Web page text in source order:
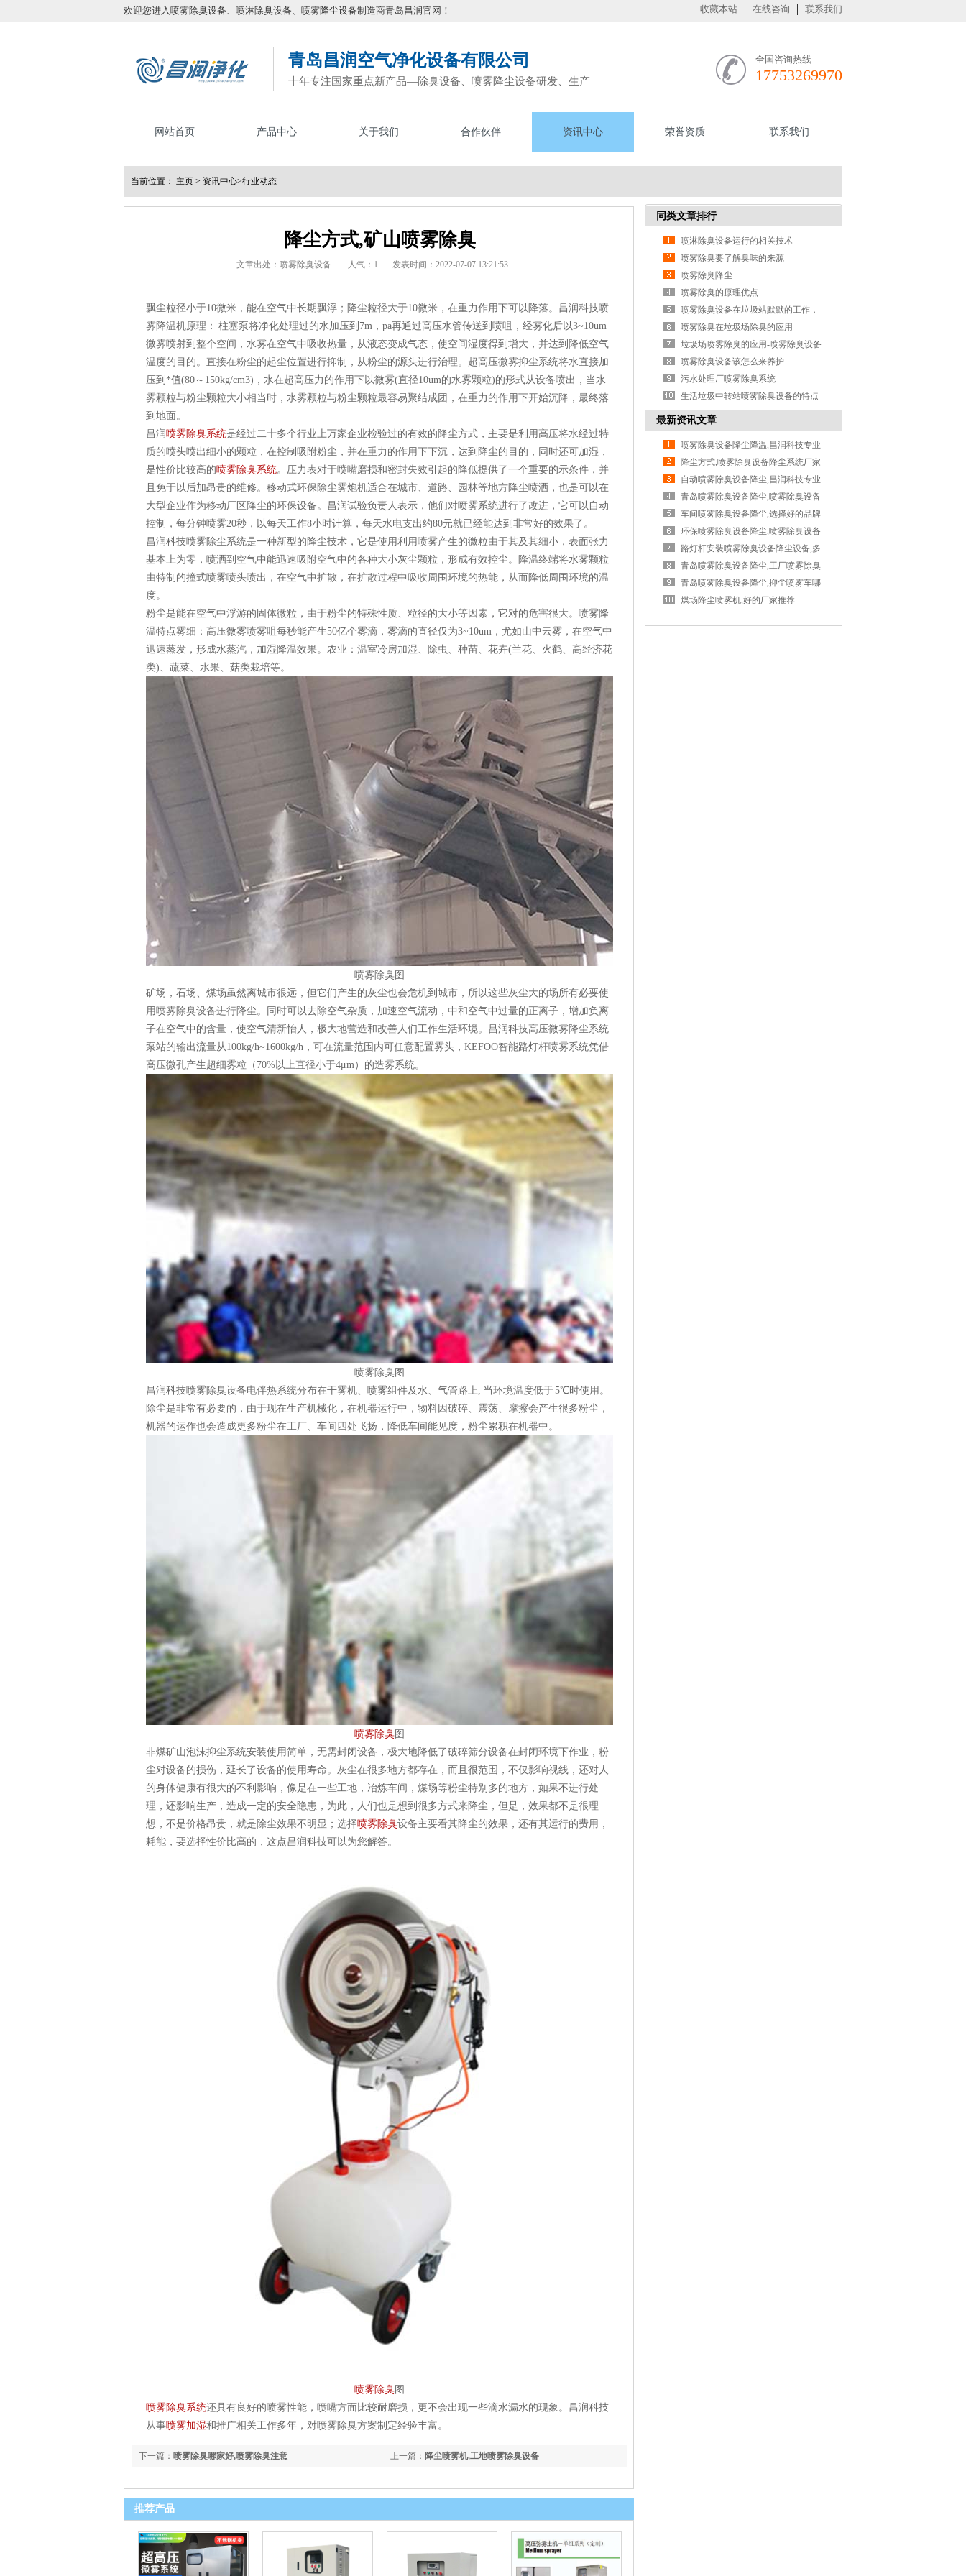
欢迎您进入喷雾除臭设备、喷淋除臭设备、喷雾降尘设备制造商青岛昌润官网！ 收藏本站 在线咨询 联系我们
青岛昌润空气净化设备有限公司
十年专注国家重点新产品—除臭设备、喷雾降尘设备研发、生产
全国咨询热线
17753269970
网站首页 产品中心 关于我们 合作伙伴 资讯中心 荣誉资质 联系我们
当前位置： 主页 > 资讯中心>行业动态
降尘方式,矿山喷雾除臭
文章出处：喷雾除臭设备 人气：1 发表时间：2022-07-07 13:21:53
飘尘粒径小于10微米，能在空气中长期飘浮；降尘粒径大于10微米，在重力作用下可以降落。昌润科技喷
雾降温机原理： 柱塞泵将净化处理过的水加压到7m，pa再通过高压水管传送到喷咀，经雾化后以3~10um
微雾喷射到整个空间，水雾在空气中吸收热量，从液态变成气态，使空间湿度得到增大，并达到降低空气
温度的目的。直接在粉尘的起尘位置进行抑制，从粉尘的源头进行治理。超高压微雾抑尘系统将水直接加
压到*值(80～150kg/cm3)，水在超高压力的作用下以微雾(直径10um的水雾颗粒)的形式从设备喷出，当水
雾颗粒与粉尘颗粒大小相当时，水雾颗粒与粉尘颗粒最容易聚结成团，在重力的作用下开始沉降，最终落
到地面。
昌润喷雾除臭系统是经过二十多个行业上万家企业检验过的有效的降尘方式，主要是利用高压将水经过特
质的喷头喷出细小的颗粒，在控制吸附粉尘，并在重力的作用下下沉，达到降尘的目的，同时还可加湿，
是性价比较高的喷雾除臭系统。压力表对于喷嘴磨损和密封失效引起的降低提供了一个重要的示条件，并
且免于以后加昂贵的维修。移动式环保除尘雾炮机适合在城市、道路、园林等地方降尘喷洒，也是可以在
大型企业作为移动厂区降尘的环保设备。昌润试验负责人表示，他们对喷雾系统进行了改进，它可以自动
控制，每分钟喷雾20秒，以每天工作8小时计算，每天水电支出约80元就已经能达到非常好的效果了。
昌润科技喷雾除尘系统是一种新型的降尘技术，它是使用利用喷雾产生的微粒由于其及其细小，表面张力
基本上为零，喷洒到空气中能迅速吸附空气中的各种大小灰尘颗粒，形成有效控尘。降温终端将水雾颗粒
由特制的撞式喷雾喷头喷出，在空气中扩散，在扩散过程中吸收周围环境的热能，从而降低周围环境的温
度。
粉尘是能在空气中浮游的固体微粒，由于粉尘的特殊性质、粒径的大小等因素，它对的危害很大。喷雾降
温特点雾细：高压微雾喷雾咀每秒能产生50亿个雾滴，雾滴的直径仅为3~10um，尤如山中云雾，在空气中
迅速蒸发，形成水蒸汽，加湿降温效果。农业：温室冷房加湿、除虫、种苗、花卉(兰花、火鹤、高经济花
类)、蔬菜、水果、菇类栽培等。
喷雾除臭图
矿场，石场、煤场虽然离城市很远，但它们产生的灰尘也会危机到城市，所以这些灰尘大的场所有必要使
用喷雾除臭设备进行降尘。同时可以去除空气杂质，加速空气流动，中和空气中过量的正离子，增加负离
子在空气中的含量，使空气清新怡人，极大地营造和改善人们工作生活环境。昌润科技高压微雾降尘系统
泵站的输出流量从100kg/h~1600kg/h，可在流量范围内可任意配置雾头，KEFOO智能路灯杆喷雾系统凭借
高压微孔产生超细雾粒（70%以上直径小于4μm）的造雾系统。
喷雾除臭图
昌润科技喷雾除臭设备电伴热系统分布在干雾机、喷雾组件及水、气管路上, 当环境温度低于 5℃时使用。
除尘是非常有必要的，由于现在生产机械化，在机器运行中，物料因破碎、震荡、摩擦会产生很多粉尘，
机器的运作也会造成更多粉尘在工厂、车间四处飞扬，降低车间能见度，粉尘累积在机器中。
喷雾除臭图
非煤矿山泡沫抑尘系统安装使用简单，无需封闭设备，极大地降低了破碎筛分设备在封闭环境下作业，粉
尘对设备的损伤，延长了设备的使用寿命。灰尘在很多地方都存在，而且很范围，不仅影响视线，还对人
的身体健康有很大的不利影响，像是在一些工地，冶炼车间，煤场等粉尘特别多的地方，如果不进行处
理，还影响生产，造成一定的安全隐患，为此，人们也是想到很多方式来降尘，但是，效果都不是很理
想，不是价格昂贵，就是除尘效果不明显；选择喷雾除臭设备主要看其降尘的效果，还有其运行的费用，
耗能，要选择性价比高的，这点昌润科技可以为您解答。
喷雾除臭图
喷雾除臭系统还具有良好的喷雾性能，喷嘴方面比较耐磨损，更不会出现一些滴水漏水的现象。昌润科技
从事喷雾加湿和推广相关工作多年，对喷雾除臭方案制定经验丰富。
上一篇： 降尘喷雾机,工地喷雾除臭设备
下一篇： 喷雾除臭哪家好,喷雾除臭注意
推荐产品
同类文章排行
喷淋除臭设备运行的相关技术
喷雾除臭要了解臭味的来源
喷雾除臭降尘
喷雾除臭的原理优点
喷雾除臭设备在垃圾站默默的工作，
清除...
喷雾除臭在垃圾场除臭的应用
垃圾场喷雾除臭的应用-喷雾除臭设备
喷雾除臭设备该怎么来养护
污水处理厂喷雾除臭系统
生活垃圾中转站喷雾除臭设备的特点
最新资讯文章
喷雾除臭设备降尘降温,昌润科技专业
降尘方式,喷雾除臭设备降尘系统厂家
自动喷雾除臭设备降尘,昌润科技专业
青岛喷雾除臭设备降尘,喷雾除臭设备
降...
车间喷雾除臭设备降尘,选择好的品牌
很...
环保喷雾除臭设备降尘,喷雾除臭设备
降...
路灯杆安装喷雾除臭设备降尘设备,多
功...
青岛喷雾除臭设备降尘,工厂喷雾除臭
设...
青岛喷雾除臭设备降尘,抑尘喷雾车哪
家...
煤场降尘喷雾机,好的厂家推荐